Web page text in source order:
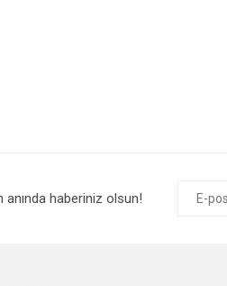
haberiniz olsun!